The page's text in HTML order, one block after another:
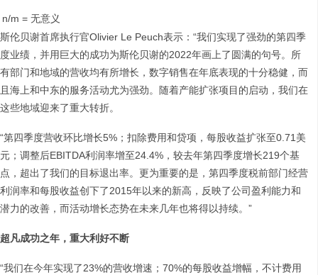
n/m = 无意义
斯伦贝谢首席执行官Olivier Le Peuch表示：“我们实现了强劲的第四季
度业绩，并用巨大的成功为斯伦贝谢的2022年画上了圆满的句号。所
有部门和地域的营收均有所增长，数字销售在年底表现的十分稳健，而
且海上和中东的服务活动尤为强劲。随着产能扩张项目的启动，我们在
这些地域迎来了重大转折。
“第四季度营收环比增长5%；扣除费用和贷项，每股收益扩张至0.71美
元；调整后EBITDA利润率增至24.4%，较去年第四季度增长219个基
点，超出了我们的目标退出率。更为重要的是，第四季度税前部门经营
利润率和每股收益创下了2015年以来的新高，反映了公司盈利能力和
潜力的改善，而活动增长态势在未来几年也将得以持续。”
超凡成功之年，重大利好不断
“我们在今年实现了23%的营收增速；70%的每股收益增幅，不计费用